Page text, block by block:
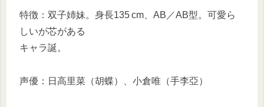
特徴：双子姉妹。身長135 cm、AB／AB型。可愛ら
しいが芯がある
キャラ誕。
声優：日高里菜（胡蝶）、小倉唯（手李亞）